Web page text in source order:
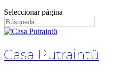
Seleccionar página
Casa Putraintü